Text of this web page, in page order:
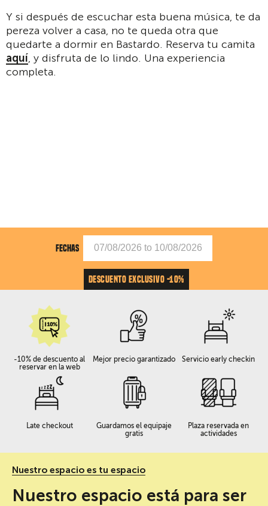
Y si después de escuchar esta buena música, te da
pereza volver a casa, no te queda otra que
quedarte a dormir en Bastardo. Reserva tu camita
aquí, y disfruta de lo lindo. Una experiencia
completa.
FECHAS
DESCUENTO EXCLUSIVO -10%
-10% de descuento al
reservar en la web
Mejor precio garantizado Servicio early checkin
Late checkout
Guardamos el equipaje
gratis
Plaza reservada en
actividades
Nuestro espacio es tu espacio
Nuestro espacio está para ser